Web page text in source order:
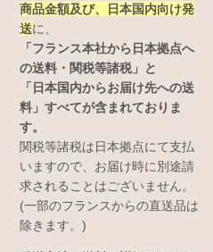
商品金額及び、日本国内向け発
送に、
「フランス本社から日本拠点へ
の送料・関税等諸税」と
「日本国内からお届け先への送
料」すべてが含まれておりま
す。
関税等諸税は日本拠点にて支払
いますので、お届け時に別途請
求されることはございません。
(一部のフランスからの直送品は
除きます。)